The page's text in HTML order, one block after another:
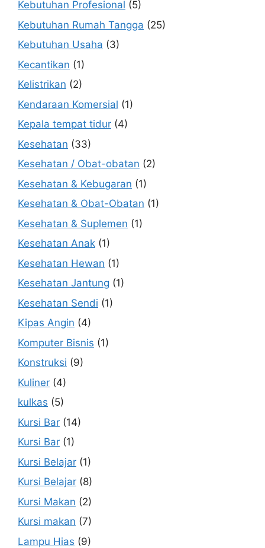
Kebutuhan Profesional (5)
Kebutuhan Rumah Tangga (25)
Kebutuhan Usaha (3)
Kecantikan (1)
Kelistrikan (2)
Kendaraan Komersial (1)
Kepala tempat tidur (4)
Kesehatan (33)
Kesehatan / Obat-obatan (2)
Kesehatan & Kebugaran (1)
Kesehatan & Obat-Obatan (1)
Kesehatan & Suplemen (1)
Kesehatan Anak (1)
Kesehatan Hewan (1)
Kesehatan Jantung (1)
Kesehatan Sendi (1)
Kipas Angin (4)
Komputer Bisnis (1)
Konstruksi (9)
Kuliner (4)
kulkas (5)
Kursi Bar (14)
Kursi Bar (1)
Kursi Belajar (1)
Kursi Belajar (8)
Kursi Makan (2)
Kursi makan (7)
Lampu Hias (9)